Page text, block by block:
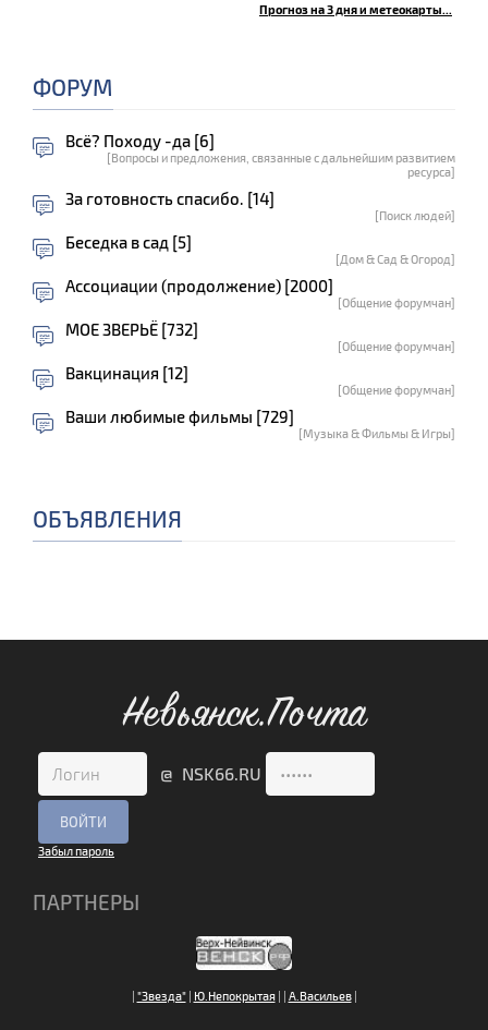
Прогноз на 3 дня и метеокарты...
ФОРУМ
Всё? Походу -да [6]
[Вопросы и предложения, связанные с дальнейшим развитием
ресурса]
За готовность спасибо. [14]
[Поиск людей]
Беседка в сад [5]
[Дом & Сад & Огород]
Ассоциации (продолжение) [2000]
[Общение форумчан]
МОЕ ЗВЕРЬЁ [732]
[Общение форумчан]
Вакцинация [12]
[Общение форумчан]
Ваши любимые фильмы [729]
[Музыка & Фильмы & Игры]
ОБЪЯВЛЕНИЯ
Невьянск.Почта
@ NSK66.RU
Забыл пароль
ПАРТНЕРЫ
| "Звезда"| Ю.Непокрытая| | А.Васильев|